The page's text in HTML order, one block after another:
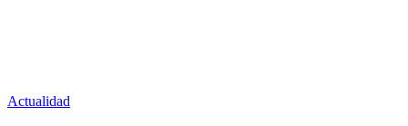
Actualidad